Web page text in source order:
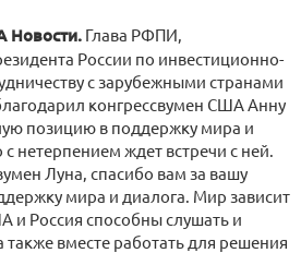
Глава РФПИ,
России по инвестиционно-
с зарубежными странами
конгрессвумен США Анну
позицию в поддержку мира и
с нетерпением ждет встречи с ней.
Луна, спасибо вам за вашу
мира и диалога. Мир зависит
и Россия способны слушать и
также вместе работать для решения